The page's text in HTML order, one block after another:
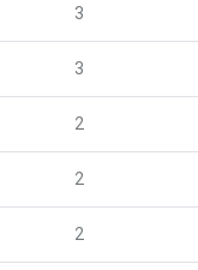
3
3
2
2
2